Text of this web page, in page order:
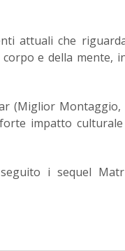
attuali che
e della mente,
(Miglior
impatto
i sequel